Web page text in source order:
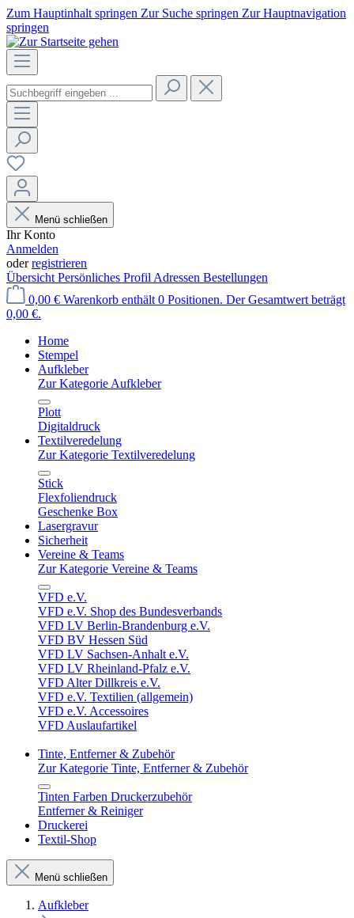
Zum Hauptinhalt springen Zur Suche springen Zur Hauptnavigation
springen
Menü schließen
Ihr Konto
Anmelden
oderregistrieren
Übersicht Persönliches Profil Adressen Bestellungen
0,00 € Warenkorb enthält 0 Positionen. Der Gesamtwert beträgt
0,00 €.
Home
Stempel
Aufkleber
Zur Kategorie Aufkleber
Plott
Digitaldruck
Textilveredelung
Zur Kategorie Textilveredelung
Stick
Flexfoliendruck
Geschenke Box
Lasergravur
Sicherheit
Vereine & Teams
Zur Kategorie Vereine & Teams
VFD e.V.
VFD e.V. Shop des Bundesverbands
VFD LV Berlin-Brandenburg e.V.
VFD BV Hessen Süd
VFD LV Sachsen-Anhalt e.V.
VFD LV Rheinland-Pfalz e.V.
VFD Alter Dillkreis e.V.
VFD e.V. Textilien (allgemein)
VFD e.V. Accessoires
VFD Auslaufartikel
Tinte, Entferner & Zubehör
Zur Kategorie Tinte, Entferner & Zubehör
Tinten Farben Druckerzubehör
Entferner & Reiniger
Druckerei
Textil-Shop
Menü schließen
Aufkleber